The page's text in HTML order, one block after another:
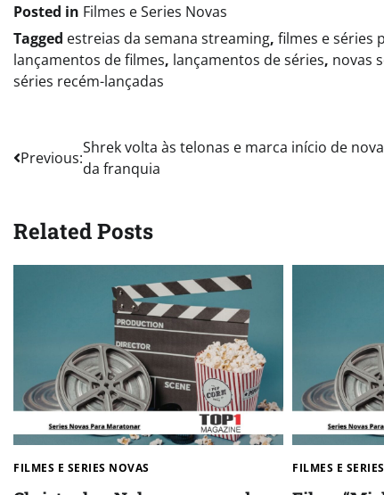
Posted in Filmes e Series Novas​
Tagged estreias da semana streaming, filmes e séries
lançamentos de filmes, lançamentos de séries, novas
séries recém-lançadas
Post
navigation
Previous:
Shrek volta às telonas e marca início de
da franquia
Related Posts
FILMES E SERIES NOVAS​ FILMES E